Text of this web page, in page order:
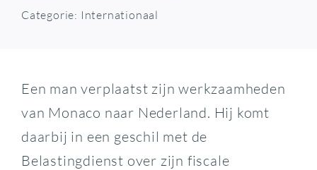
Categorie: Internationaal
Een man verplaatst zijn werkzaamheden
van Monaco naar Nederland. Hij komt
daarbij in een geschil met de
Belastingdienst over zijn fiscale